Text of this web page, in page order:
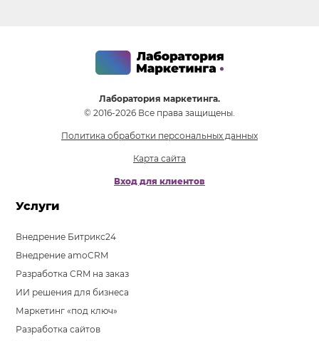
Лаборатория маркетинга.
© 2016-2026 Все права защищены.
Политика обработки персональных данных
Карта сайта
Вход для клиентов
Услуги
Внедрение Битрикс24
Внедрение amoCRM
Разработка CRM на заказ
ИИ решения для бизнеса
Маркетинг «под ключ»
Разработка сайтов